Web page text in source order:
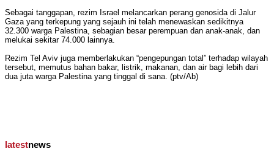
Sebagai tanggapan, rezim Israel melancarkan perang genosida di Jalur
Gaza yang terkepung yang sejauh ini telah menewaskan sedikitnya
32.300 warga Palestina, sebagian besar perempuan dan anak-anak, dan
melukai sekitar 74.000 lainnya.
Rezim Tel Aviv juga memberlakukan “pengepungan total” terhadap wilayah
tersebut, memutus bahan bakar, listrik, makanan, dan air bagi lebih dari
dua juta warga Palestina yang tinggal di sana. (ptv/Ab)
latestnews